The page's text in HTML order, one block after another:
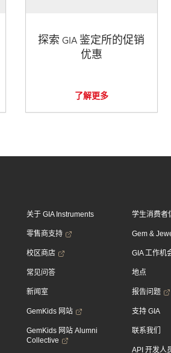
探索 GIA 鉴定所的促销
优惠
了解更多
关于 GIA Instruments
零售商支持
校区商店
常见问答
新闻室
GemKids 网站
GemKids 网站 Alumni
Collective
学生消费者
Gem &
GIA 工作机
地点
报告问题
支持 GIA
联系我们
API 开发人